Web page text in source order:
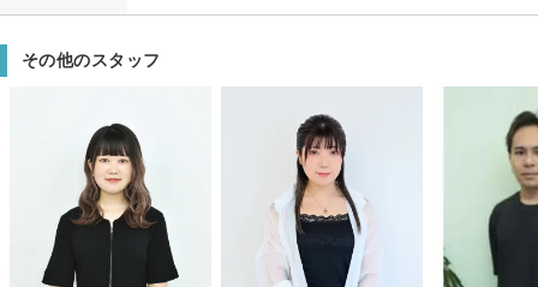
その他のスタッフ